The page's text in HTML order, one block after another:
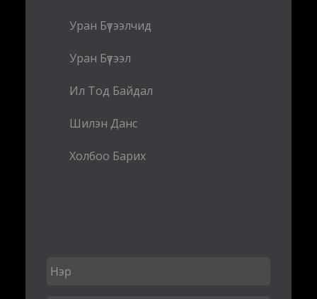
Уран Бүтээлчид
Уран Бүтээл
Ил Тод Байдал
Шилэн Данс
Холбоо Барих